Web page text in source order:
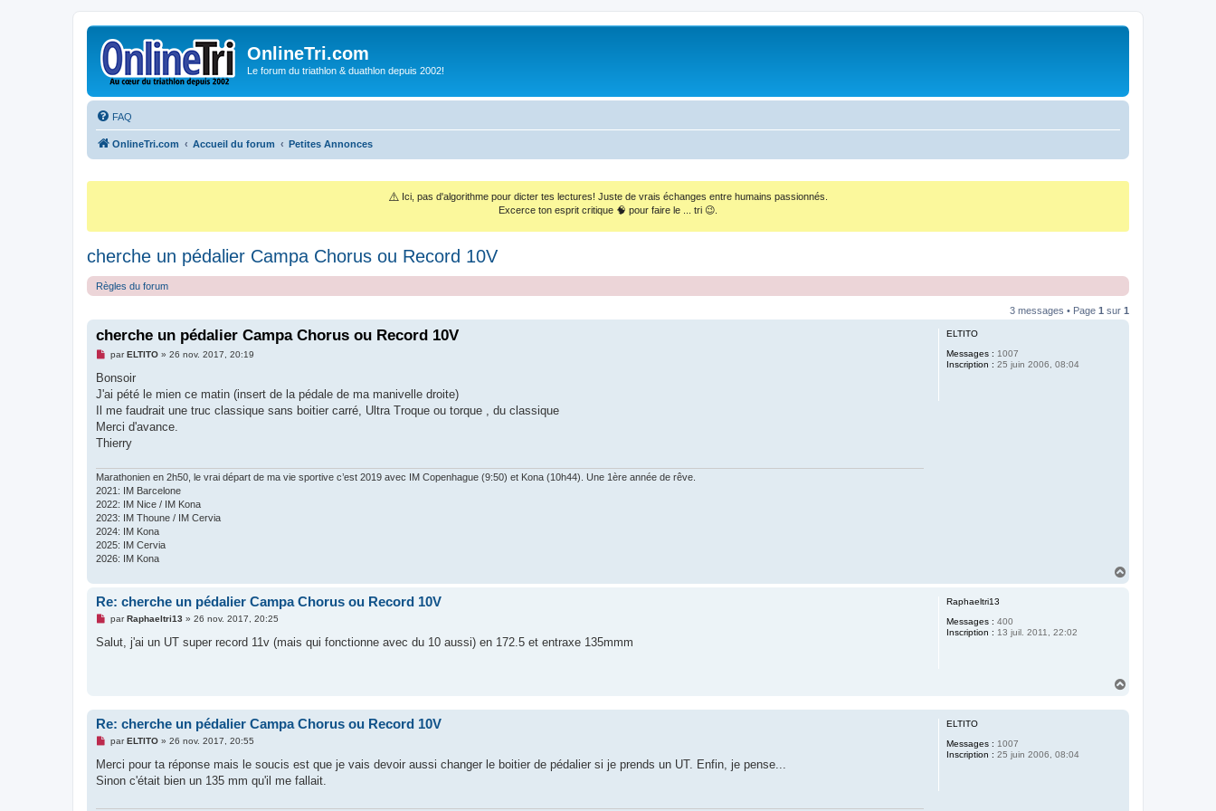
OnlineTri.com
Le forum du triathlon & duathlon depuis 2002!
FAQ
OnlineTri.com Accueil du forum Petites Annonces
⚠️ Ici, pas d'algorithme pour dicter tes lectures! Juste de vrais échanges entre humains passionnés.
Excerce ton esprit critique 🧠 pour faire le ... tri 😉.
cherche un pédalier Campa Chorus ou Record 10V
Règles du forum
3 messages • Page 1 sur 1
ELTITO
Messages : 1007
Inscription : 25 juin 2006, 08:04
cherche un pédalier Campa Chorus ou Record 10V
M
s
a
g
n
o
parELTITO» 26 nov. 2017, 20:19
Bonsoir
J'ai pété le mien ce matin (insert de la pédale de ma manivelle droite)
Il me faudrait une truc classique sans boitier carré, Ultra Troque ou torque , du classique
Merci d'avance.
Thierry
Marathonien en 2h50, le vrai départ de ma vie sportive c’est 2019 avec IM Copenhague (9:50) et Kona (10h44). Une 1ère année de rêve.
2021: IM Barcelone
2022: IM Nice / IM Kona
2023: IM Thoune / IM Cervia
2024: IM Kona
2025: IM Cervia
2026: IM Kona
Raphaeltri13
Messages : 400
Inscription : 13 juil. 2011, 22:02
Re: cherche un pédalier Campa Chorus ou Record 10V
M
s
l
u
par Raphaeltri13 » 26 nov. 2017, 20:25
Salut, j'ai un UT super record 11v (mais qui fonctionne avec du 10 aussi) en 172.5 et entraxe 135mmm
ELTITO
Messages : 1007
Inscription : 25 juin 2006, 08:04
Re: cherche un pédalier Campa Chorus ou Record 10V
M
s
a
par ELTITO» 26 nov. 2017, 20:55
Merci pour ta réponse mais le soucis est que je vais devoir aussi changer le boitier de pédalier si je prends un UT. Enfin, je pense...
Sinon c'était bien un 135 mm qu'il me fallait.